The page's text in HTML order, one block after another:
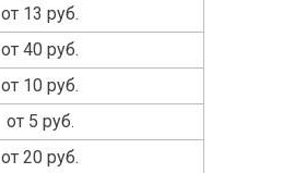
от 13 руб.
от 40 руб.
от 10 руб.
от 5 руб.
от 20 руб.